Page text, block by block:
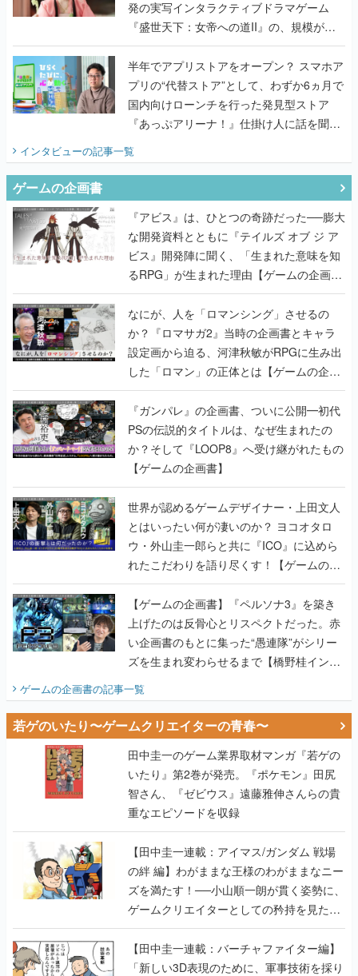
発の実写インタラクティブドラマゲーム
『盛世天下：女帝への道II』の、規模が違
うこだわりをプロデューサーに聞いた
半年でアプリストアをオープン？ スマホア
プリの“代替ストア”として、わずか6ヵ月で
国内向けローンチを行った発見型ストア
『あっぷアリーナ！』仕掛け人に話を聞い
インタビューの記事一覧
ゲームの企画書
『アビス』は、ひとつの奇跡だった──膨大
な開発資料とともに『テイルズ オブ ジ ア
ビス』開発陣に聞く、「生まれた意味を知
るRPG」が生まれた理由【ゲームの企画
書】
なにが、人を「ロマンシング」させるの
か？『ロマサガ2』当時の企画書とキャラ
設定画から迫る、河津秋敏がRPGに生み出
した「ロマン」の正体とは【ゲームの企画
書】
『ガンパレ』の企画書、ついに公開━初代
PSの伝説的タイトルは、なぜ生まれたの
か？そして『LOOP8』へ受け継がれたもの
【ゲームの企画書】
世界が認めるゲームデザイナー・上田文人
とはいったい何が凄いのか？ ヨコオタロ
ウ・外山圭一郎らと共に『ICO』に込めら
れたこだわりを語り尽くす！【ゲームの企
画書】
【ゲームの企画書】『ペルソナ3』を築き
上げたのは反骨心とリスペクトだった。赤
い企画書のもとに集った“愚連隊”がシリー
ズを生まれ変わらせるまで【橋野桂インタ
ゲームの企画書の記事一覧
若ゲのいたり〜ゲームクリエイターの青春〜
田中圭一のゲーム業界取材マンガ『若ゲの
いたり』第2巻が発売。『ポケモン』田尻
智さん、『ゼビウス』遠藤雅伸さんらの貴
重なエピソードを収録
【田中圭一連載：アイマス/ガンダム 戦場
の絆 編】わがままな王様のわがままなニー
ズを満たす！──小山順一朗が貫く姿勢に、
ゲームクリエイターとしての矜持を見た
【若ゲのいたり最終回】
【田中圭一連載：バーチャファイター編】
「新しい3D表現のために、軍事技術を採り